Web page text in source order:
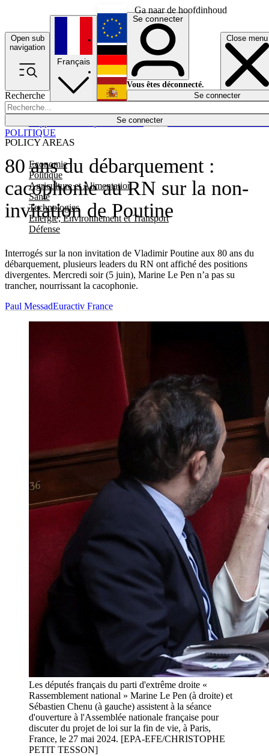
Ga naar de hoofdinhoud
Open sub
navigation
Close menu
Recherche
Se connecter
POLICY AREAS
Economie
Politique
Agriculture et Alimentation
Santé
Technologies
Energie, Environnement et Transport
Défense
Économie
Français
English
Deutsch
Español
Se connecter
Vous êtes déconnecté.
Se connecter
80 ans du débarquement :
cacophonie au RN sur la non-
invitation de Poutine
Interrogés sur la non invitation de Vladimir Poutine aux 80 ans du
débarquement, plusieurs leaders du RN ont affiché des positions
divergentes. Mercredi soir (5 juin), Marine Le Pen n’a pas su
trancher, nourrissant la cacophonie.
POLITIQUE
Paul MessadEuractiv France
Les députés français du parti d'extrême droite «
Rassemblement national » Marine Le Pen (à droite) et
Sébastien Chenu (à gauche) assistent à la séance
d'ouverture à l'Assemblée nationale française pour
discuter du projet de loi sur la fin de vie, à Paris,
France, le 27 mai 2024. [EPA-EFE/CHRISTOPHE
PETIT TESSON]